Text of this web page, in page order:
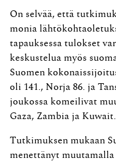
On selvää, että
monia
tapauksessa tulokset
keskustelua myös
Suomen
oli 141., Norja 86. ja
joukossa komeilivat
Gaza, Zambia ja Kuwait.
Tutkimuksen mukaan
menettänyt